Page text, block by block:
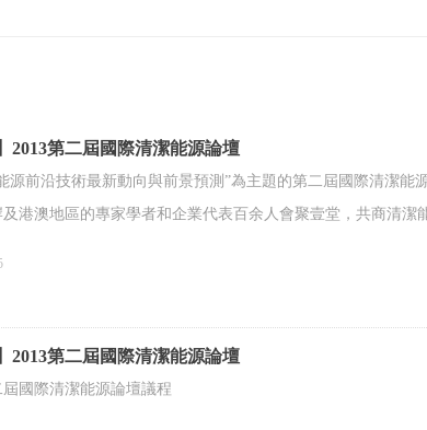
2013第二屆國際清潔能源論壇
源前沿技術最新動向與前景預測”為主題的第二屆國際清潔能
港澳地區的專家學者和企業代表百余人會聚壹堂，共商清潔
2013第二屆國際清潔能源論壇
屆國際清潔能源論壇議程